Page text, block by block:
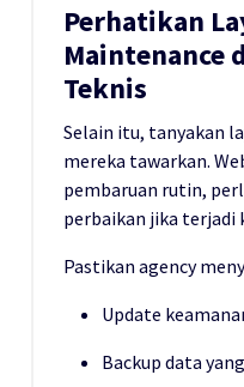
Perhatikan
Maintenance
Teknis
Selain itu, tanyakan
mereka tawarkan.
pembaruan rutin,
perbaikan jika terjadi
Pastikan agency
Update
Backup data